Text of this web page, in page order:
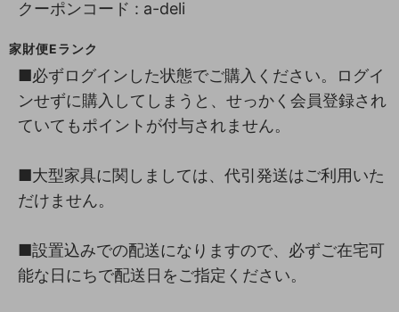
クーポンコード : a-deli
家財便Eランク
■必ずログインした状態でご購入ください。ログイ
ンせずに購入してしまうと、せっかく会員登録され
ていてもポイントが付与されません。
■大型家具に関しましては、代引発送はご利用いた
だけません。
■設置込みでの配送になりますので、必ずご在宅可
能な日にちで配送日をご指定ください。